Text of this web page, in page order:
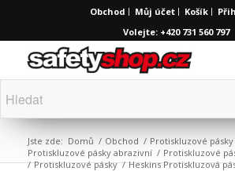
Obchod Můj účet Košík
Volejte: +420 731 560 797
Jste zde: Domů / Obchod / Protiskluzové pásky
Protiskluzové pásky abrazivní / Protiskluzové
/ Protiskluzové pásky / Heskins Protiskluzová